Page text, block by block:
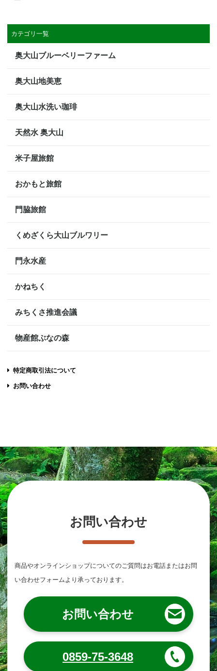
カテゴリ一覧
奥大山ブルーベリーファーム
奥大山地美恵
奥大山水洗い珈琲
天然水 奥大山
米子屋旅館
おかもと旅館
門脇旅館
くめざくら大山ブルワリー
門永水産
かねちく
みちくさ推進会議
物産館ぶなの森
特定商取引法について
お問い合わせ
お問い合わせ
商品やオンラインショップについてのご質問はお電話またはお問
い合わせフォームより承っております。
お問い合わせ
0859-75-3648